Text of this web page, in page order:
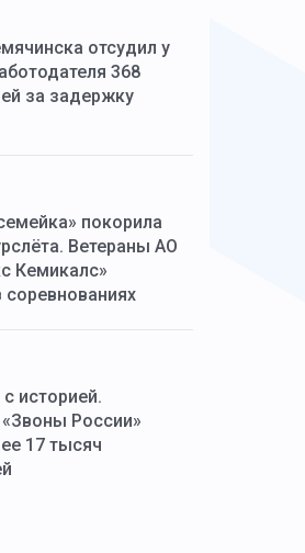
отсудил у
368
за задержку
покорила
Ветераны АО
Кемикалс»
соревнованиях
историей.
России»
17 тысяч